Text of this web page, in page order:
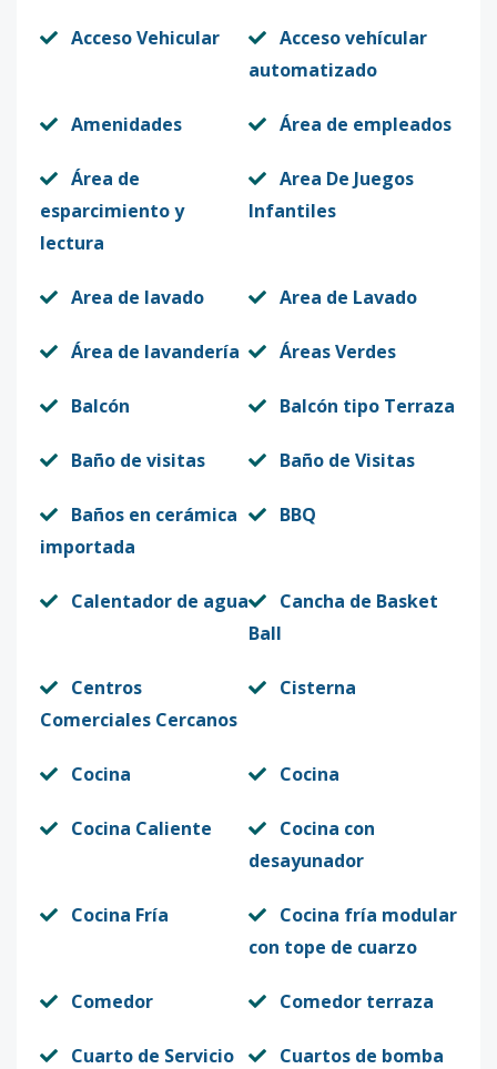
Acceso Vehicular
Acceso vehícular
automatizado
Amenidades Área de empleados
Área de
esparcimiento y
lectura
Area De Juegos
Infantiles
Area de lavado Area de Lavado
Área de lavandería Áreas Verdes
Balcón Balcón tipo Terraza
Baño de visitas Baño de Visitas
Baños en cerámica
importada
BBQ
Calentador de agua
Cancha de Basket
Ball
Centros
Comerciales Cercanos
Cisterna
Cocina Cocina
Cocina Caliente
Cocina con
desayunador
Cocina Fría
Cocina fría modular
con tope de cuarzo
Comedor Comedor terraza
Cuarto de Servicio Cuartos de bomba